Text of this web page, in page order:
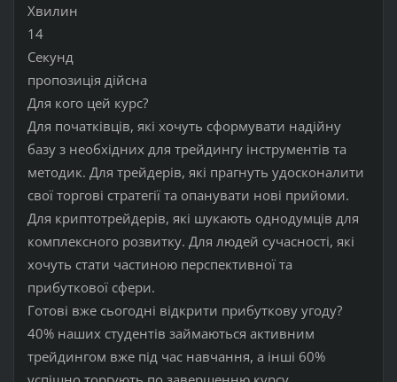
Хвилин
14
Секунд
пропозиція дійсна
Для кого цей курс?
Для початківців, які хочуть сформувати надійну
базу з необхідних для трейдингу інструментів та
методик. Для трейдерів, які прагнуть удосконалити
свої торгові стратегії та опанувати нові прийоми.
Для криптотрейдерів, які шукають однодумців для
комплексного розвитку. Для людей сучасності, які
хочуть стати частиною перспективної та
прибуткової сфери.
Готові вже сьогодні відкрити прибуткову угоду?
40% наших студентів займаються активним
трейдингом вже під час навчання, а інші 60%